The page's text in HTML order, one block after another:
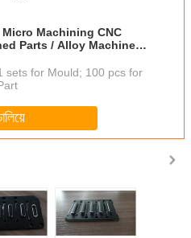
Machining CNC
Parts / Alloy Machined
sets for Mould; 100 pcs for